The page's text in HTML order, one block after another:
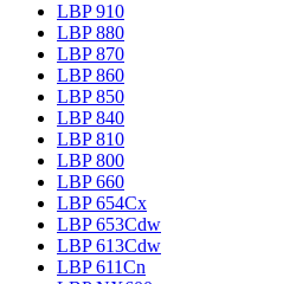
LBP 910
LBP 880
LBP 870
LBP 860
LBP 850
LBP 840
LBP 810
LBP 800
LBP 660
LBP 654Cx
LBP 653Cdw
LBP 613Cdw
LBP 611Cn